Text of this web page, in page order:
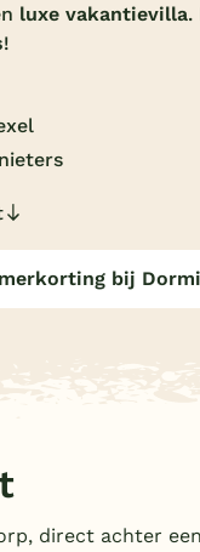
luxe vakantievilla.
!
bij
direct achter